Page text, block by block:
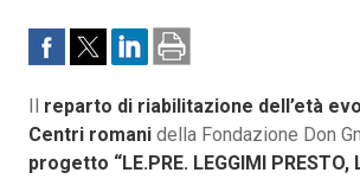
Il reparto di riabilitazione dell’età
Centri romani della Fondazione Don
progetto “LE.PRE. LEGGIMI PRESTO,